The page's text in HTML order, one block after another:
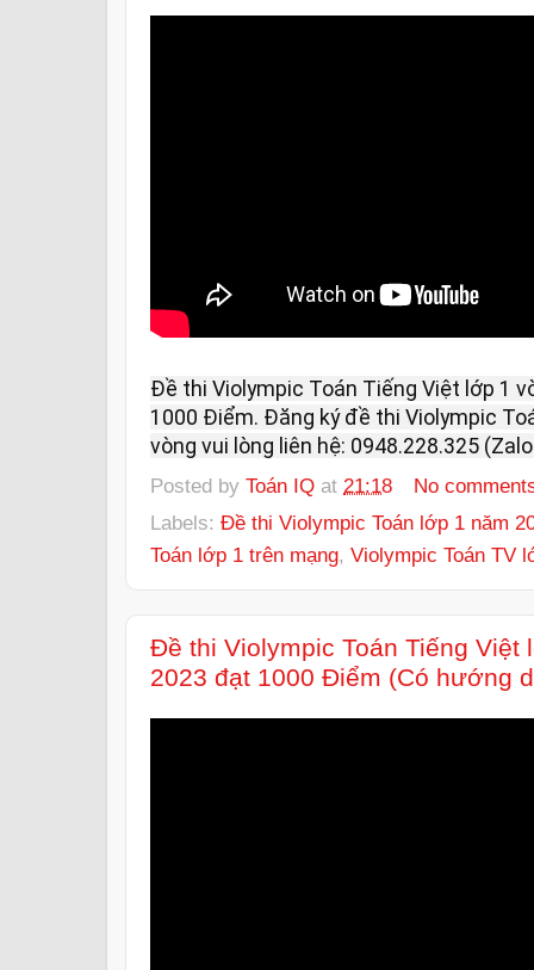
Đề thi Violympic Toán Tiếng Việt lớp 1
1000 Điểm. Đăng ký đề thi Violympic
vòng vui lòng liên hệ: 0948.228.325
Posted by Toán IQ at 21:18
No
Labels: Đề thi Violympic Toán lớp 1 năm
Toán lớp 1 trên mạng, Violympic Toán TV
Đề thi Violympic Toán Tiếng Việt
2023 đạt 1000 Điểm (Có hướng